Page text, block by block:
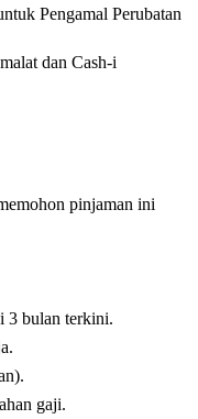
Pengamal Perubatan
dan Cash-i
pinjaman ini
3 bulan terkini.
gaji.